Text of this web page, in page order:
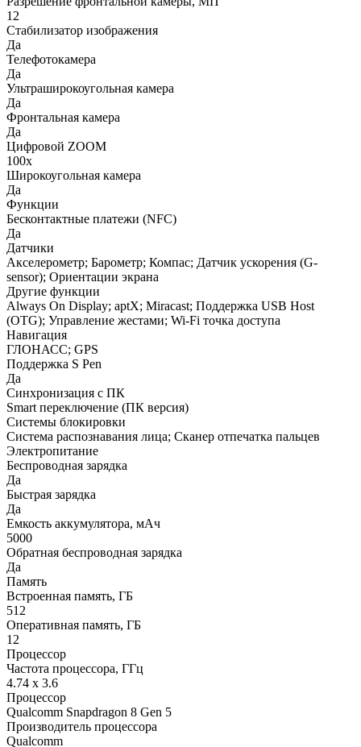
12
Стабилизатор изображения
Да
Телефотокамера
Да
Ультраширокоугольная камера
Да
Фронтальная камера
Да
Цифровой ZOOM
100x
Широкоугольная камера
Да
Функции
Бесконтактные платежи (NFC)
Да
Датчики
Акселерометр; Барометр; Компас; Датчик ускорения (G-
sensor); Ориентации экрана
Другие функции
Always On Display; aptX; Miracast; Поддержка USB Host
(OTG); Управление жестами; Wi-Fi точка доступа
Навигация
ГЛОНАСС; GPS
Поддержка S Pen
Да
Синхронизация с ПК
Smart переключение (ПК версия)
Системы блокировки
Система распознавания лица; Сканер отпечатка пальцев
Электропитание
Беспроводная зарядка
Да
Быстрая зарядка
Да
Емкость аккумулятора, мАч
5000
Обратная беспроводная зарядка
Да
Память
Встроенная память, ГБ
512
Оперативная память, ГБ
12
Процессор
Частота процессора, ГГц
4.74 x 3.6
Процессор
Qualcomm Snapdragon 8 Gen 5
Производитель процессора
Qualcomm